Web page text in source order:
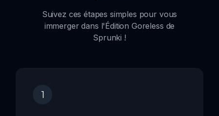
Suivez ces étapes simples pour vous
immerger dans l'Édition Goreless de
Sprunki !
1